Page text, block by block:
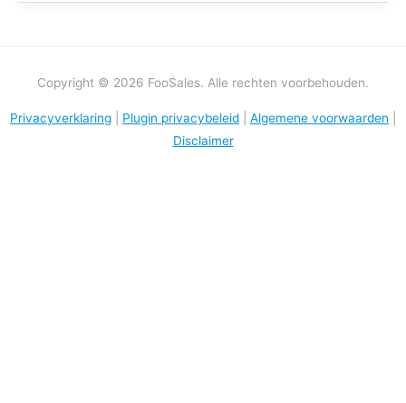
Copyright © 2026 FooSales. Alle rechten voorbehouden.
Privacyverklaring Plugin privacybeleid Algemene voorwaarden
Disclaimer